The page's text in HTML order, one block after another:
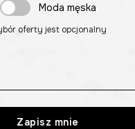
Moda męska
oferty jest opcjonalny
Zapisz mnie